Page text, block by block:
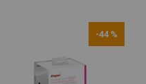
-44 %